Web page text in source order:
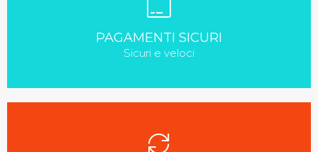
PAGAMENTI SICURI
Sicuri e veloci